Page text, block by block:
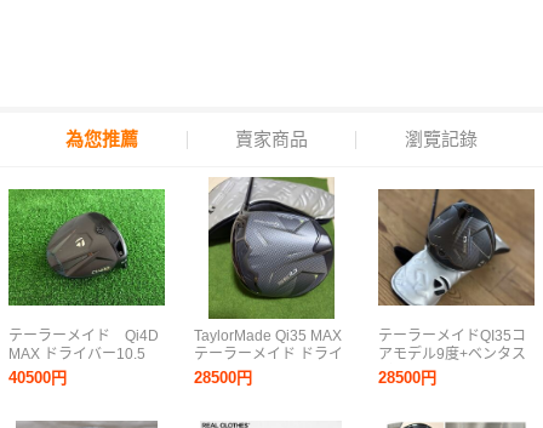
為您推薦 賣家商品 瀏覽記錄
テーラーメイド Qi4D
MAX ドライバー10.5
40500円
TaylorMade Qi35 MAX
テーラーメイド ドライ
バー 10.5 Diamana
BLUE TM50（SR）シ
28500円
テーラーメイドQI35コ
アモデル9度+ベンタス
ブルー6Sベロコア日本
正規品
28500円